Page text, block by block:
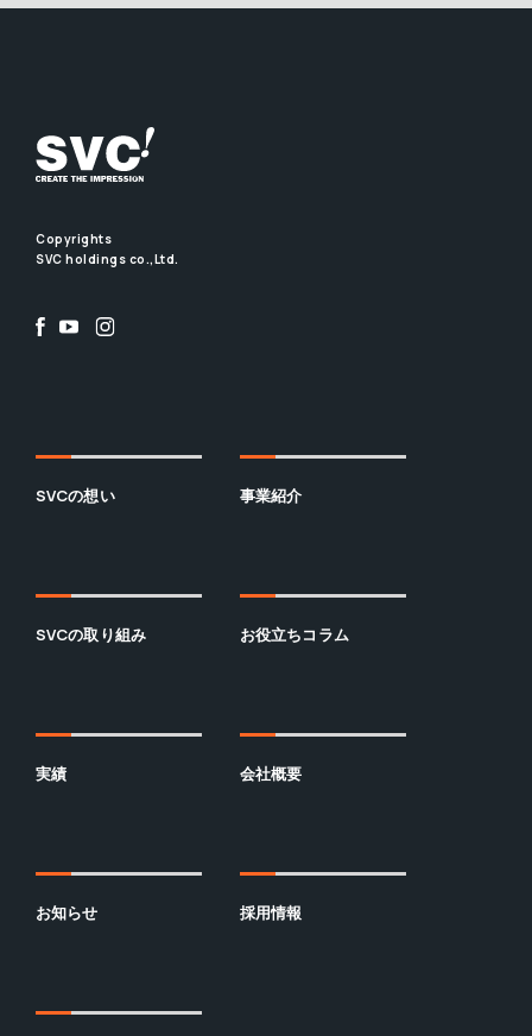
Copyrights
SVC holdings co.,Ltd.
SVCの想い 事業紹介
SVCの取り組み お役立ちコラム
実績 会社概要
お知らせ 採用情報